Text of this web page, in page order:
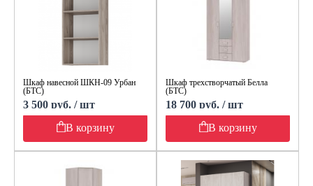
Шкаф навесной ШКН-09 Урбан
(БТС)
3 500 руб. / шт
В корзину
Шкаф трехстворчатый Белла
(БТС)
18 700 руб. / шт
В корзину